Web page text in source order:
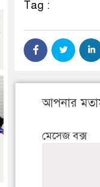
Tag :
আপনার
মেসেজ বক্স